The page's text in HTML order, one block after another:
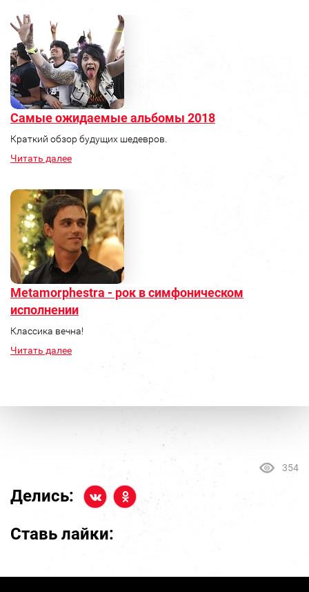
Самые ожидаемые альбомы 2018
Краткий обзор будущих шедевров.
Читать далее
Metamorphestra - рок в симфоническом
исполнении
Классика вечна!
Читать далее
354
Делись:
Ставь лайки: